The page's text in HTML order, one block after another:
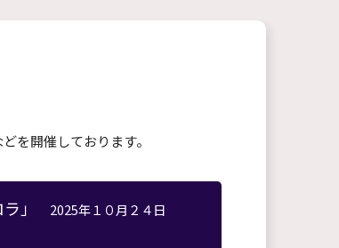
を開催しております。
」
2025年１０月２４日